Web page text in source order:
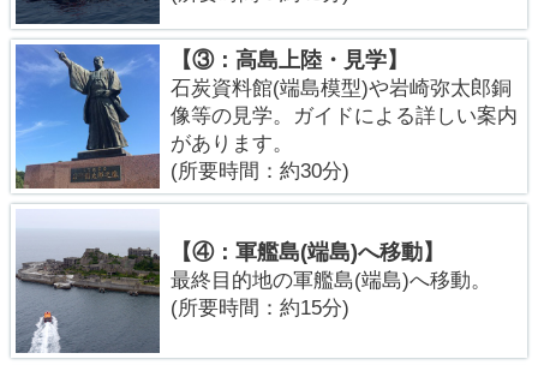
【③：高島上陸・見学】
石炭資料館(端島模型)や岩崎弥太郎銅
像等の見学。ガイドによる詳しい案内
があります。
(所要時間：約30分)
【④：軍艦島(端島)へ移動】
最終目的地の軍艦島(端島)へ移動。
(所要時間：約15分)